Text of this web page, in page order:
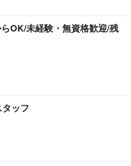
OK/未経験・無資格歓迎/残
ッフ